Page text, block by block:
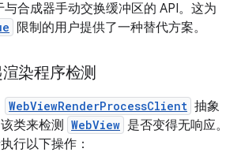
与合成器手动交换缓冲区的 API。这为
限制的用户提供了一种替代方案。
染程序检测
WebViewRenderProcessClient 抽象
类来检测 WebView 是否变得无响应。
行以下操作：